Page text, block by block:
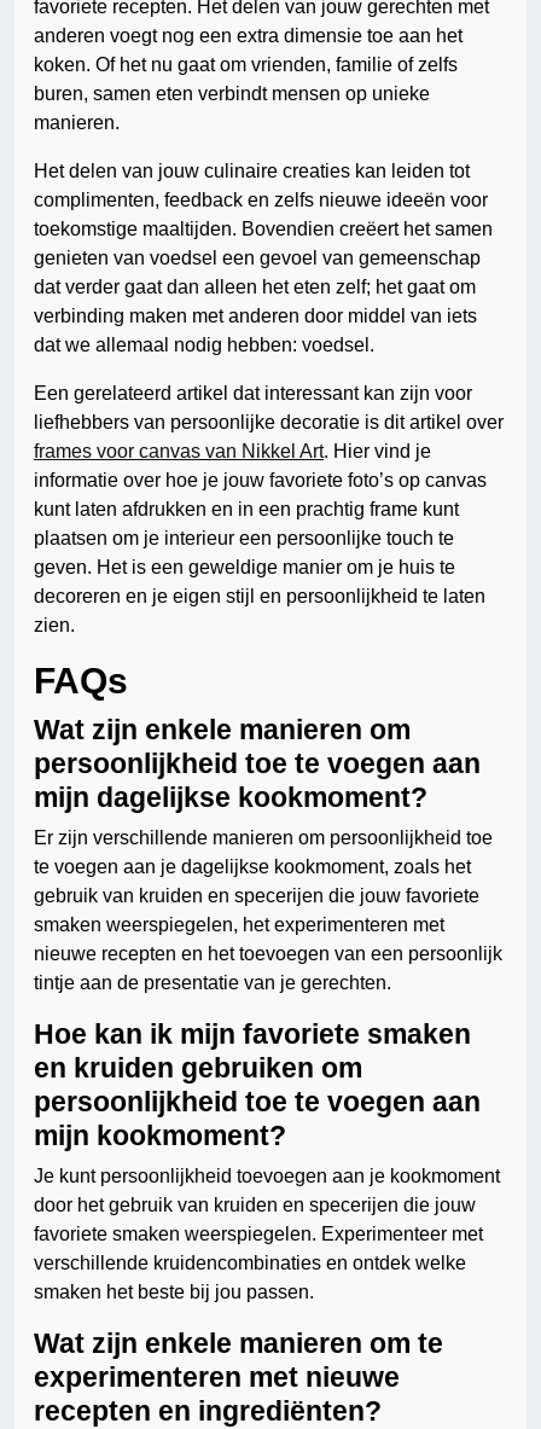
favoriete recepten. Het delen van jouw gerechten met
anderen voegt nog een extra dimensie toe aan het
koken. Of het nu gaat om vrienden, familie of zelfs
buren, samen eten verbindt mensen op unieke
manieren.
Het delen van jouw culinaire creaties kan leiden tot
complimenten, feedback en zelfs nieuwe ideeën voor
toekomstige maaltijden. Bovendien creëert het samen
genieten van voedsel een gevoel van gemeenschap
dat verder gaat dan alleen het eten zelf; het gaat om
verbinding maken met anderen door middel van iets
dat we allemaal nodig hebben: voedsel.
Een gerelateerd artikel dat interessant kan zijn voor
liefhebbers van persoonlijke decoratie is dit artikel over
frames voor canvas van Nikkel Art. Hier vind je
informatie over hoe je jouw favoriete foto’s op canvas
kunt laten afdrukken en in een prachtig frame kunt
plaatsen om je interieur een persoonlijke touch te
geven. Het is een geweldige manier om je huis te
decoreren en je eigen stijl en persoonlijkheid te laten
zien.
FAQs
Wat zijn enkele manieren om
persoonlijkheid toe te voegen aan
mijn dagelijkse kookmoment?
Er zijn verschillende manieren om persoonlijkheid toe
te voegen aan je dagelijkse kookmoment, zoals het
gebruik van kruiden en specerijen die jouw favoriete
smaken weerspiegelen, het experimenteren met
nieuwe recepten en het toevoegen van een persoonlijk
tintje aan de presentatie van je gerechten.
Hoe kan ik mijn favoriete smaken
en kruiden gebruiken om
persoonlijkheid toe te voegen aan
mijn kookmoment?
Je kunt persoonlijkheid toevoegen aan je kookmoment
door het gebruik van kruiden en specerijen die jouw
favoriete smaken weerspiegelen. Experimenteer met
verschillende kruidencombinaties en ontdek welke
smaken het beste bij jou passen.
Wat zijn enkele manieren om te
experimenteren met nieuwe
recepten en ingrediënten?